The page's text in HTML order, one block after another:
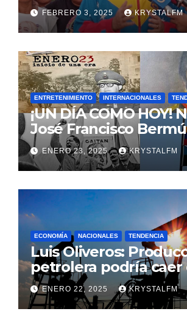
FEBRERO 3, 2025 KRYSTALFM
ENTRETENIMIENTO INTERNACIONALES
¡UN DÍA COMO HOY!
José Francisco
Nace Jorge Eliecer
Derrocamiento de
Pérez Jiménez || Nace
Alfonso Carrasquel ||
Aprueban la
Zulia || #23ENE
ENERO 23, 2025 KRYSTALFM
ECONOMÍA NACIONALES TENDENCIA
Luis Oliveros:
petrolera podría caer
si EEUU elimina las
Venezuela
ENERO 22, 2025 KRYSTALFM